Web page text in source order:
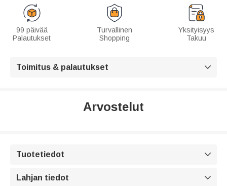
99 päivää
Palautukset
Turvallinen
Shopping
Yksityisyys
Takuu
Toimitus & palautukset 
Arvostelut
Tuotetiedot 
Lahjan tiedot 